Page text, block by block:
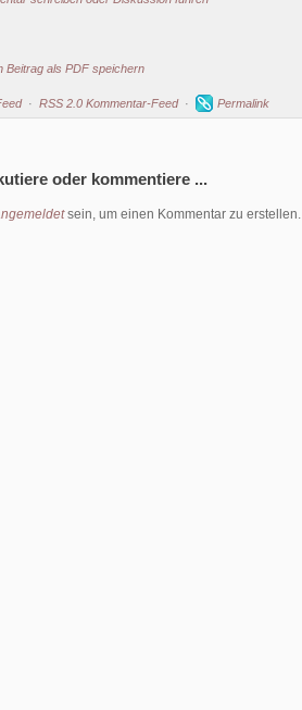
Beitrag als PDF speichern
· RSS 2.0 Kommentar-Feed· Permalink
oder kommentiere ...
sein, um einen Kommentar zu erstellen.